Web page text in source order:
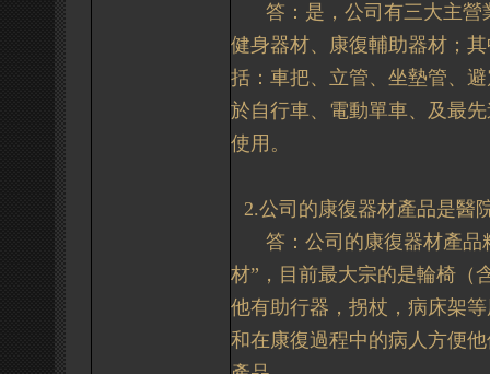
答：是，公司有三大主
健身器材、康復輔助器材；
括：車把、立管、坐墊管、
於自行車、電動單車、及最
使用。
2.公司的康復器材產品是醫
答：公司的康復器材產品
材”，目前最大宗的是輪椅（
他有助行器，拐杖，病床架
和在康復過程中的病人方便